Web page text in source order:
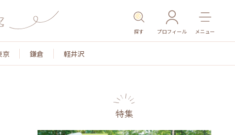
探す プロフィール メニュー
京 鎌倉 軽井沢
特集